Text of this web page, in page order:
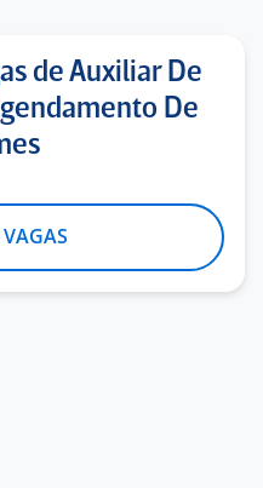
de Auxiliar De
De
VAGAS